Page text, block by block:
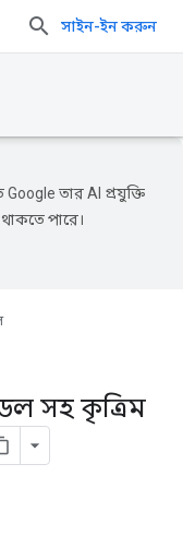
সাইন-ইন করুন
তার AI প্রযুক্তি
পারে।
সহ কৃত্রিম